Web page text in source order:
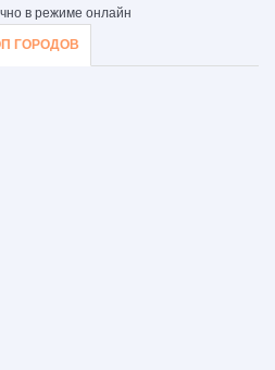
в режиме онлайн
ГОРОДОВ